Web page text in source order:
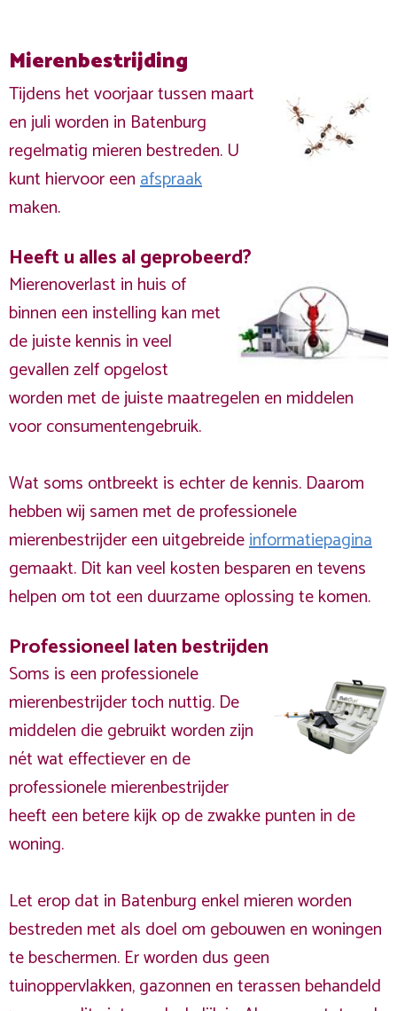
Mierenbestrijding
Tijdens het voorjaar tussen maart
en juli worden in Batenburg
regelmatig mieren bestreden. U
kunt hiervoor eenafspraak
maken.
Heeft u alles al geprobeerd?
Mierenoverlast in huis of
binnen een instelling kan met
de juiste kennis in veel
gevallen zelf opgelost
worden met de juiste maatregelen en middelen
voor consumentengebruik.
Wat soms ontbreekt is echter de kennis. Daarom
hebben wij samen met de professionele
mierenbestrijder een uitgebreideinformatiepagina
gemaakt. Dit kan veel kosten besparen en tevens
helpen om tot een duurzame oplossing te komen.
Professioneel laten bestrijden
Soms is een professionele
mierenbestrijder toch nuttig. De
middelen die gebruikt worden zijn
nét wat effectiever en de
professionele mierenbestrijder
heeft een betere kijk op de zwakke punten in de
woning.
Let erop dat in Batenburg enkel mieren worden
bestreden met als doel om gebouwen en woningen
te beschermen. Er worden dus geen
tuinoppervlakken, gazonnen en terassen behandeld